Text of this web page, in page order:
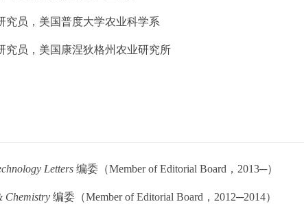
究员，美国普度大学农业科学系
究员，美国康涅狄格州农业研究所
Letters 编委（Member of Editorial Board，2013─）
Chemistry 编委（Member of Editorial Board，2012─2014）